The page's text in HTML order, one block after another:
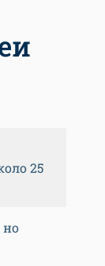
25
но